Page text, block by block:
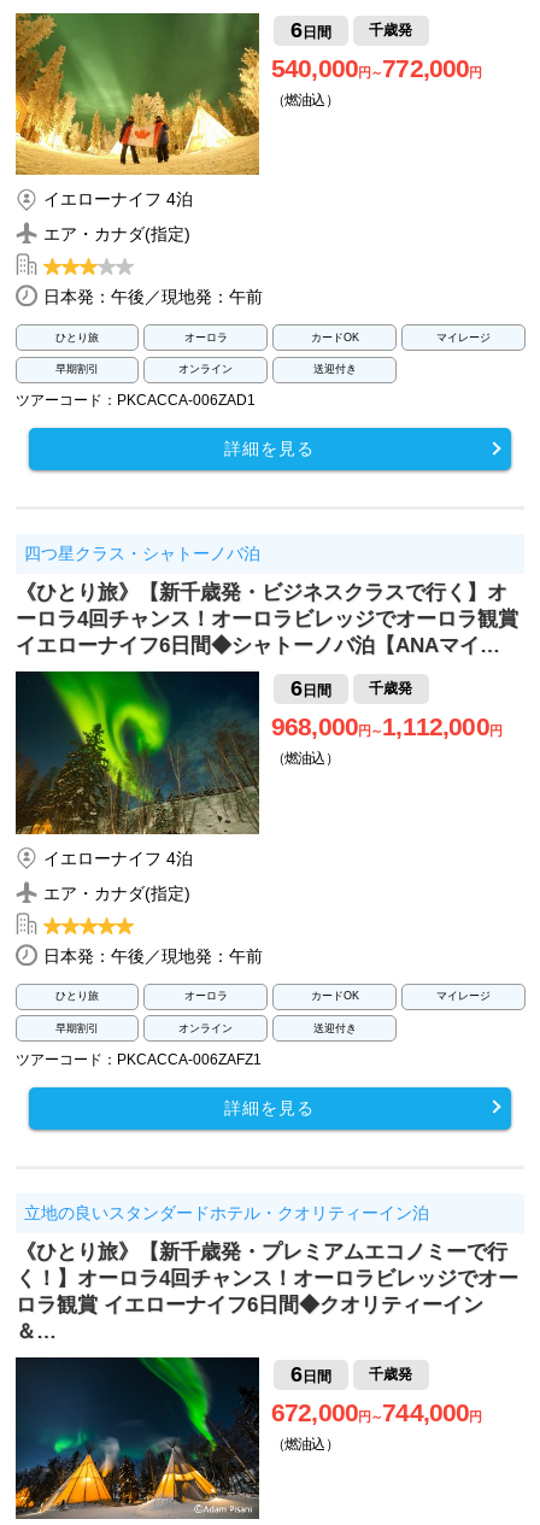
6日間 千歳発
540,000円～772,000円
（燃油込）
イエローナイフ 4泊
エア・カナダ(指定)
日本発：午後／現地発：午前
ひとり旅 オーロラ カードOK マイレージ
早期割引 オンライン 送迎付き
ツアーコード：PKCACCA-006ZAD1
詳細を見る
四つ星クラス・シャトーノバ泊
《ひとり旅》【新千歳発・ビジネスクラスで行く】オ
ーロラ4回チャンス！オーロラビレッジでオーロラ観賞
イエローナイフ6日間◆シャトーノバ泊【ANAマイ…
6日間 千歳発
968,000円～1,112,000円
（燃油込）
イエローナイフ 4泊
エア・カナダ(指定)
日本発：午後／現地発：午前
ひとり旅 オーロラ カードOK マイレージ
早期割引 オンライン 送迎付き
ツアーコード：PKCACCA-006ZAFZ1
詳細を見る
立地の良いスタンダードホテル・クオリティーイン泊
《ひとり旅》【新千歳発・プレミアムエコノミーで行
く！】オーロラ4回チャンス！オーロラビレッジでオー
ロラ観賞 イエローナイフ6日間◆クオリティーイン
＆…
6日間 千歳発
672,000円～744,000円
（燃油込）